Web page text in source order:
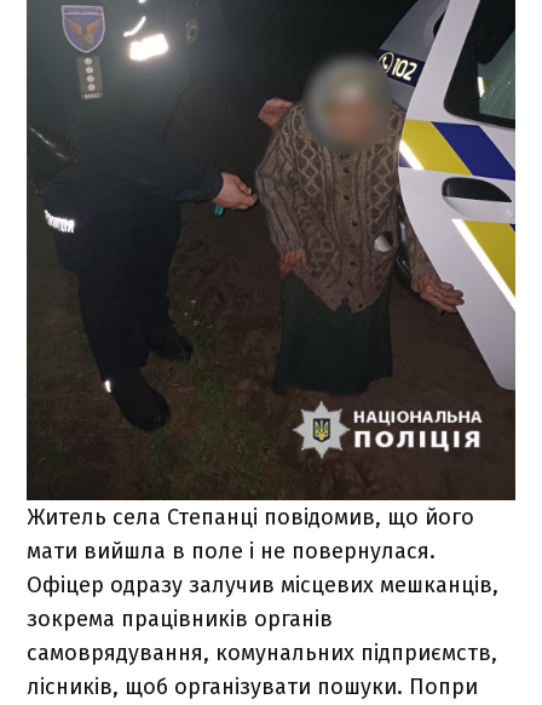
Житель села Степанці повідомив, що його
мати вийшла в поле і не повернулася.
Офіцер одразу залучив місцевих мешканців,
зокрема працівників органів
самоврядування, комунальних підприємств,
лісників, щоб організувати пошуки. Попри